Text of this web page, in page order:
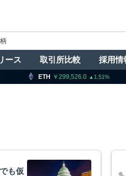
ース 取引所比較 採用情
XRP 165.18
高ほ